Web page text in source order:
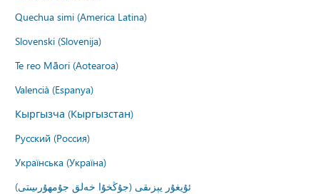
Quechua simi (America Latina)
Slovenski (Slovenija)
Te reo Māori (Aotearoa)
Valencià (Espanya)
Кыргызча (Кыргызстан)
Русский (Россия)
Українська (Україна)
ئۇيغۇر يېزىقى (جۇڭخۇا خەلق جۇمھۇرىيىتى)